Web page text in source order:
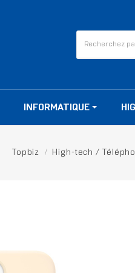
INFORMATIQUE
Topbiz High-tech /